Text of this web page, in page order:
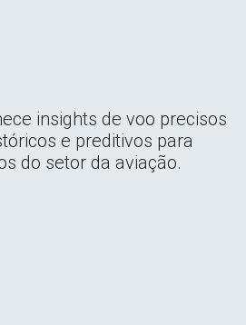
insights de voo precisos
e preditivos para
do setor da aviação.